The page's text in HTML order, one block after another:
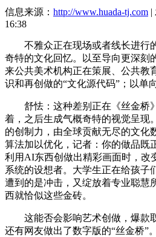
信息来源： http://www.huada-tj.com |
16:38
不雅众正在现场或者线长进行
奇特的文化回忆。以至导向更深刻
来公共美术机构正在策展、公共教
识和再创做的“文化源代码”；以单
舒怯：这种差别正在《丝金桥
着，之后生成气概奇特的视觉呈现
的创制力，由全球贡献无尽的文化
算法加以优化，记者：你的做品既
利用AI东西创做出精彩画面时，改
系统的设想者。大学生正在给孩子
遭到的是冲击，又绽放着专业聪慧
西就恰似这些金砖。
这能否会影响艺术创做，爆款
还有网友做出了数字版的“丝金桥”